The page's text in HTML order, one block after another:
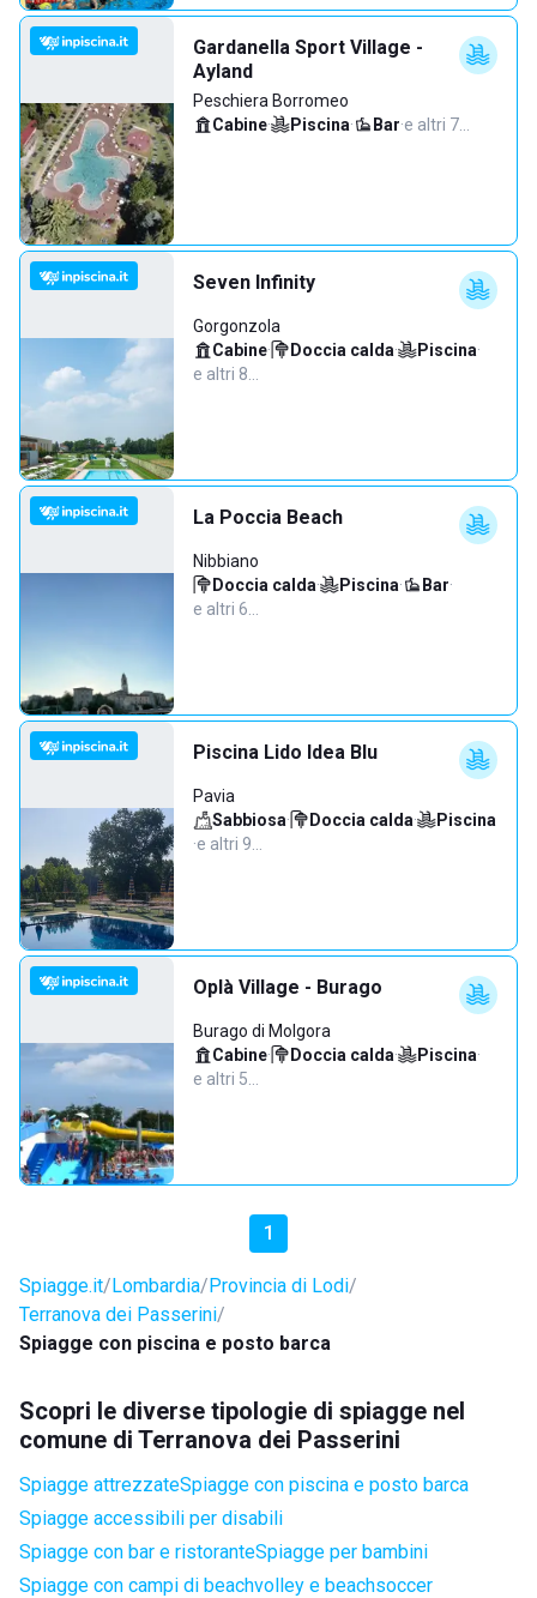
Gardanella Sport Village -
Ayland
Peschiera Borromeo
Cabine· Piscina· Bar·e altri 7…
Seven Infinity
Gorgonzola
Cabine· Doccia calda· Piscina·
e altri 8…
La Poccia Beach
Nibbiano
Doccia calda· Piscina· Bar·
e altri 6…
Piscina Lido Idea Blu
Pavia
Sabbiosa· Doccia calda·
Piscina
·e altri 9…
Oplà Village - Burago
Burago di Molgora
Cabine· Doccia calda· Piscina·
e altri 5…
1
Spiagge.it Lombardia Provincia di Lodi
Terranova dei Passerini
Spiagge con piscina e posto barca
Scopri le diverse tipologie di spiagge nel
comune di Terranova dei Passerini
Spiagge attrezzateSpiagge con piscina e posto barca
Spiagge accessibili per disabili
Spiagge con bar e ristoranteSpiagge per bambini
Spiagge con campi di beachvolley e beachsoccer